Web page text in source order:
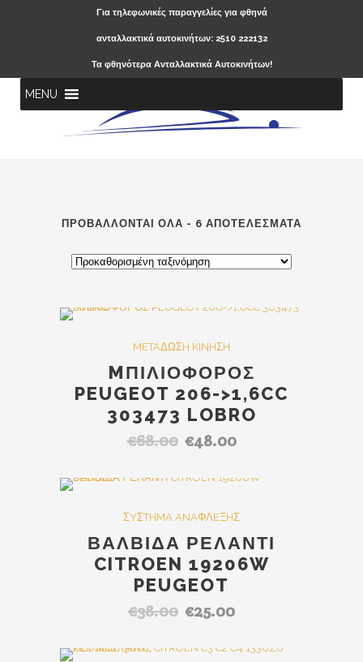
Για τηλεφωνικές παραγγελίες για φθηνά
ανταλλακτικά αυτοκινήτων: 2510 222132
Τα φθηνότερα Ανταλλακτικά Αυτοκινήτων!
MENU
ΠΡΟΒΆΛΛΟΝΤΑΙ ΌΛΑ - 6 ΑΠΟΤΕΛΈΣΜΑΤΑ
METAΔΩΣH KINHΣH
MΠΙΛΙΟΦΟΡΟΣ
PEUGEOT 206->1,6CC
303473 LOBRO
€68.00 Original
was:
€48.00Η
τιμή
ΣYΣTHMA ANAΦΛEΞHΣ
ΒΑΛΒΙΔΑ ΡΕΛΑΝΤΙ
CITROEN 19206W
PEUGEOT
€38.00 Original
was:
€25.00Η
τιμή